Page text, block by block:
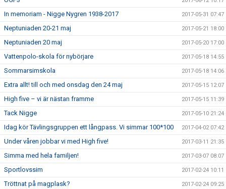
In memoriam - Nigge Nygren 1938-2017 2017-05-31 07:47
Neptuniaden 20-21 maj 2017-05-21 18:00
Neptuniaden 20 maj 2017-05-20 17:00
Vattenpolo-skola för nybörjare 2017-05-18 14:55
Sommarsimskola 2017-05-18 14:06
Extra allt! till och med onsdag den 24 maj 2017-05-15 12:07
High five – vi är nästan framme 2017-05-15 11:39
Tack Nigge 2017-05-10 21:24
Idag kör Tävlingsgruppen ett långpass. Vi simmar 100*100 2017-04-02 07:42
Under våren jobbar vi med High five! 2017-03-11 21:35
Simma med hela familjen! 2017-03-07 08:07
Sportlovssim 2017-02-24 10:11
Tröttnat på magplask? 2017-02-24 09:25